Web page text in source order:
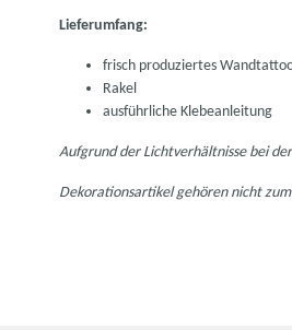
Lieferumfang:
frisch produziertes
Rakel
ausführliche Klebeanleitung
Aufgrund der Lichtverhältnisse bei
Dekorationsartikel gehören nicht